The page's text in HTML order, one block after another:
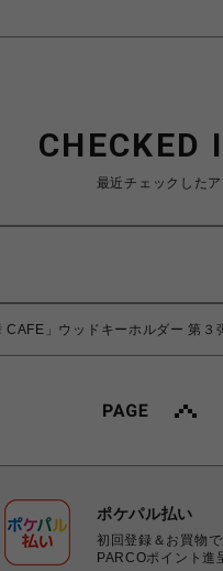
CHECKED
最近チェックした
CAFE」ウッドキーホルダー 第３
ポケパル払い
初回登録＆お買物
PARCOポイント進